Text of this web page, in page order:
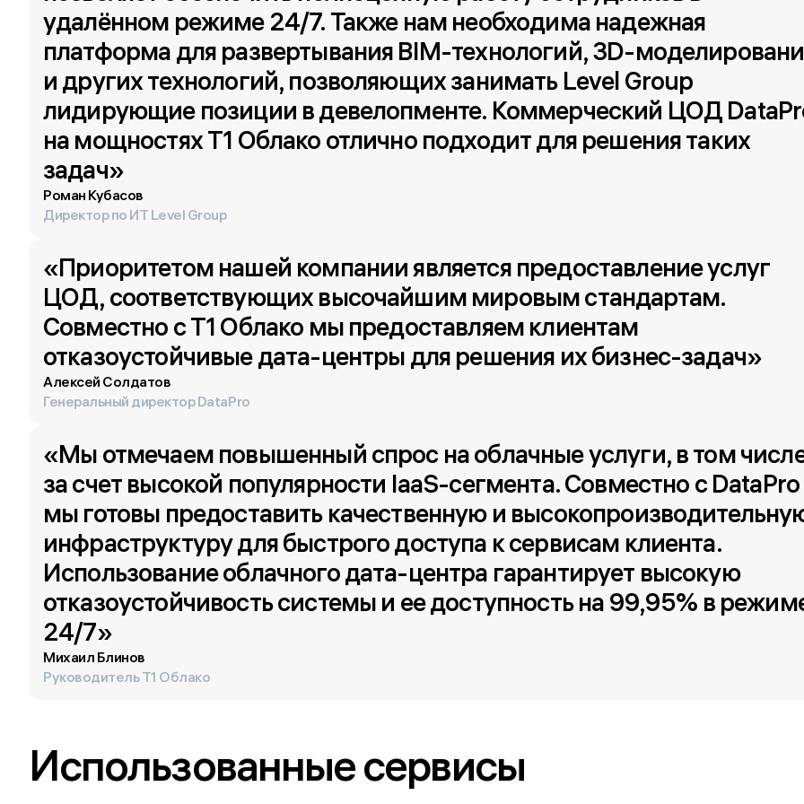
удалённом режиме 24/7. Также нам необходима надежная
платформа для развертывания BIM-технологий, 3D-
и других технологий, позволяющих занимать Level Group
лидирующие позиции в девелопменте. Коммерческий ЦОД
на мощностях T1 Облако отлично подходит для решения таких
задач»
Роман Кубасов
Директор по ИТ Level Group
«Приоритетом нашей компании является предоставление услуг
ЦОД, соответствующих высочайшим мировым стандартам.
Совместно с T1 Облако мы предоставляем клиентам
отказоустойчивые дата-центры для решения их бизнес-задач»
Алексей Солдатов
Генеральный директор DataPro
«Мы отмечаем повышенный спрос на облачные услуги, в том
за счет высокой популярности IaaS-сегмента. Совместно с DataPro
мы готовы предоставить качественную и
инфраструктуру для быстрого доступа к сервисам клиента.
Использование облачного дата-центра гарантирует высокую
отказоустойчивость системы и ее доступность на 99,95% в
24/7»
Михаил Блинов
Руководитель T1 Облако
Использованные сервисы